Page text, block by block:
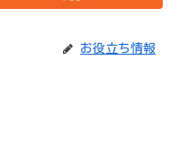
お役立ち情報